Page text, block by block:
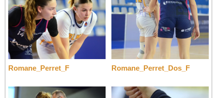
Romane_Perret_F Romane_Perret_Dos_F